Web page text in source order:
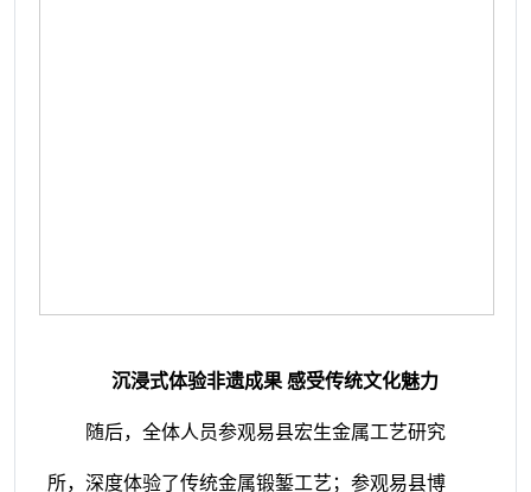
沉浸式体验非遗成果 感受传统文化魅力
随后，全体人员参观易县宏生金属工艺研究
所，深度体验了传统金属锻錾工艺；参观易县博